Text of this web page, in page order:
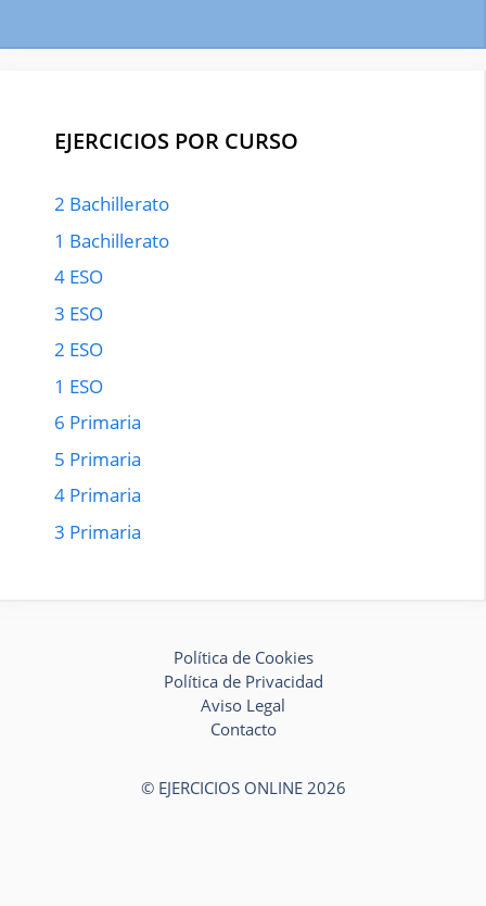
EJERCICIOS POR CURSO
2 Bachillerato
1 Bachillerato
4 ESO
3 ESO
2 ESO
1 ESO
6 Primaria
5 Primaria
4 Primaria
3 Primaria
Política de Cookies
Política de Privacidad
Aviso Legal
Contacto
© EJERCICIOS ONLINE 2026